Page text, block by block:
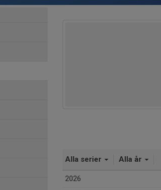
Alla serier Alla år
2026